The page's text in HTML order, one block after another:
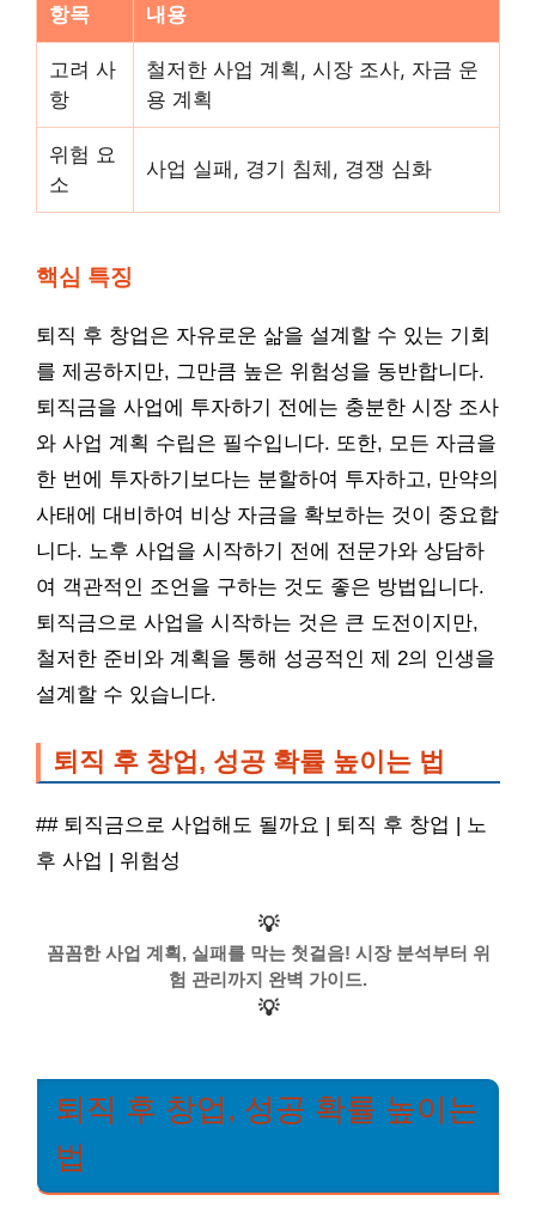
항목 내용
고려 사
항
철저한 사업 계획, 시장 조사, 자금 운
용 계획
위험 요
소
사업 실패, 경기 침체, 경쟁 심화
핵심 특징
퇴직 후 창업은 자유로운 삶을 설계할 수 있는 기회
를 제공하지만, 그만큼 높은 위험성을 동반합니다.
퇴직금을 사업에 투자하기 전에는 충분한 시장 조사
와 사업 계획 수립은 필수입니다. 또한, 모든 자금을
한 번에 투자하기보다는 분할하여 투자하고, 만약의
사태에 대비하여 비상 자금을 확보하는 것이 중요합
니다. 노후 사업을 시작하기 전에 전문가와 상담하
여 객관적인 조언을 구하는 것도 좋은 방법입니다.
퇴직금으로 사업을 시작하는 것은 큰 도전이지만,
철저한 준비와 계획을 통해 성공적인 제 2의 인생을
설계할 수 있습니다.
퇴직 후 창업, 성공 확률 높이는 법
## 퇴직금으로 사업해도 될까요 | 퇴직 후 창업 | 노
후 사업 | 위험성
💡
꼼꼼한 사업 계획, 실패를 막는 첫걸음! 시장 분석부터 위
험 관리까지 완벽 가이드.
💡
퇴직 후 창업, 성공 확률 높이는
법